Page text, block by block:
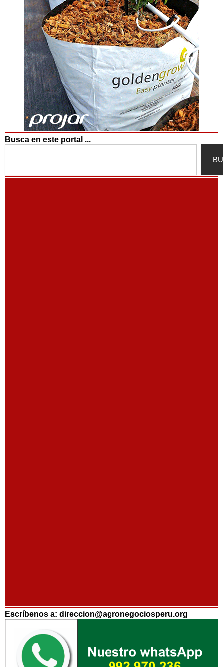
Busca en este portal ...
Escríbenos a: direccion@agronegociosperu.org